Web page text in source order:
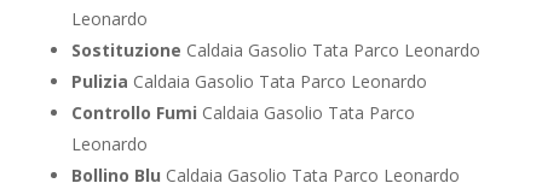
Leonardo
Sostituzione Caldaia Gasolio Tata Parco Leonardo
Pulizia Caldaia Gasolio Tata Parco Leonardo
Controllo Fumi Caldaia Gasolio Tata Parco
Leonardo
Bollino Blu Caldaia Gasolio Tata Parco Leonardo